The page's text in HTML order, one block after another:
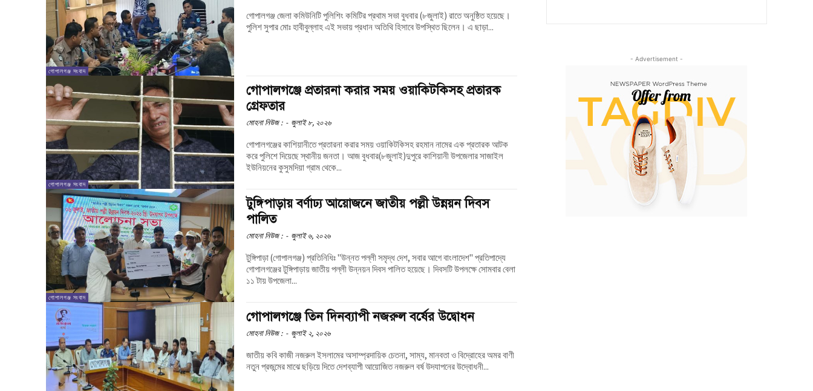
গোপালগঞ্জ সংবাদ
গোপালগঞ্জ জেলা কমিউনিটি পুলিশিং কমিটির প্রথাম সভা বুধবার (৮জুলাই) রাতে অনুষ্ঠিত হয়েছে।
পুলিশ সুপার মোঃ হাবীবুল্লাহ এই সভায় প্রধান অতিথি হিসাবে উপস্থিত ছিলেন। এ ছাড়া...
গোপালগঞ্জ সংবাদ
গোপালগঞ্জে প্রতারনা করার সময় ওয়াকিটকিসহ প্রতারক
গ্রেফতার
মোহনা নিউজ : - জুলাই ৮, ২০২৬
গোপালগঞ্জের কাশিয়ানীতে প্রতারনা করার সময় ওয়াকিটকিসহ রহমান নামের এক প্রতারক আটক
করে পুলিশে দিয়েছে স্থানীয় জনতা। আজ বুধবার(৮জুলাই)দুপুরে কাশিয়ানী উপজেলার সাজাইল
ইউনিয়নের কুসুমদিয়া গ্রাম থেকে...
গোপালগঞ্জ সংবাদ
টুঙ্গিপাড়ায় বর্ণাঢ্য আয়োজনে জাতীয় পল্লী উন্নয়ন দিবস
পালিত
মোহনা নিউজ : - জুলাই ৬, ২০২৬
টুঙ্গিপাড়া (গোপালগঞ্জ) প্রতিনিধিঃ "উন্নত পল্লী সমৃদ্ধ দেশ, সবার আগে বাংলাদেশ" প্রতিপাদ্যে
গোপালগঞ্জের টুঙ্গিপাড়ায় জাতীয় পল্লী উন্নয়ন দিবস পালিত হয়েছে। দিবসটি উপলক্ষে সোমবার বেলা
১১ টায় উপজেলা...
গোপালগঞ্জে তিন দিনব্যাপী নজরুল বর্ষের উদ্বোধন
মোহনা নিউজ : - জুলাই ২, ২০২৬
জাতীয় কবি কাজী নজরুল ইসলামের অসাম্প্রদায়িক চেতনা, সাম্য, মানবতা ও বিদ্রোহের অমর বাণী
নতুন প্রজন্মের মাঝে ছড়িয়ে দিতে দেশব্যাপী আয়োজিত নজরুল বর্ষ উদযাপনের উদ্বোধনী...
- Advertisement -